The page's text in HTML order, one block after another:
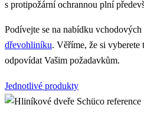
s protipožární ochrannou plní
Podívejte se na nabídku vchodových
dřevohliníku. Věříme, že si vyberete
odpovídat Vašim požadavkům.
Jednotlivé produkty